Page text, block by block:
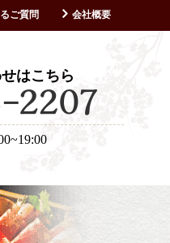
ご質問 会社概要
はこちら